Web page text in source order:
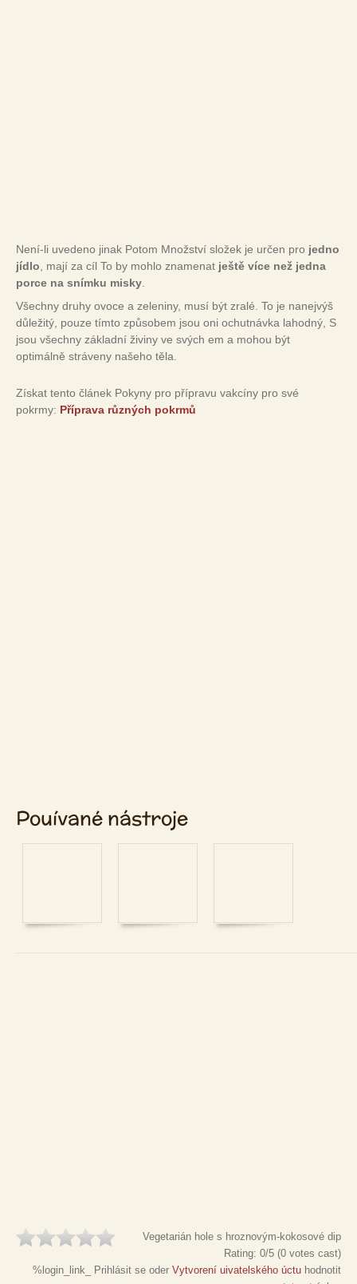
Není-li uvedeno jinak Potom Množství složek je určen pro jedno
jídlo , mají za cíl To by mohlo znamenat ještě více než jedna
porce na snímku misky
Všechny druhy ovoce a zeleniny, musí být zralé. To je nanejvýš
důležitý, pouze tímto způsobem jsou oni ochutnávka lahodný, S
jsou všechny základní živiny ve svých em a mohou být
optimálně stráveny našeho těla.
Získat tento článek Pokyny pro přípravu vakcíny pro své
pokrmy: Příprava různých pokrmů
Pouívané nástroje
Vegetarián hole s hroznovým-kokosové dip
Rating: 0/5 (0 votes cast)
%login_link_ Prihlásit se oder Vytvorení uivatelského úctu hodnotit